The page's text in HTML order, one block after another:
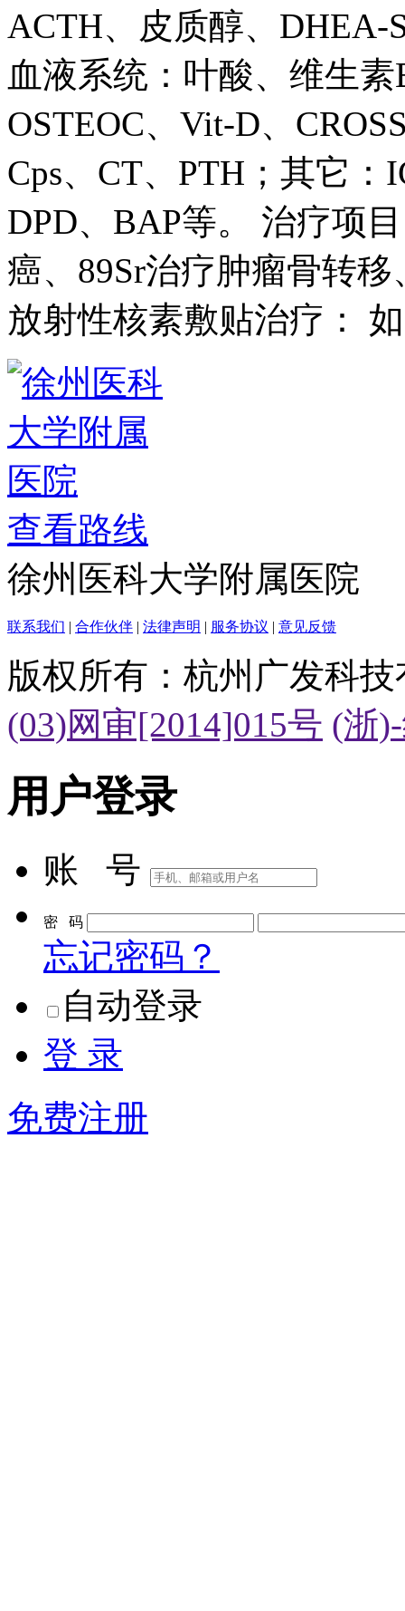
ACTH、皮质醇、DHEA-
血液系统：叶酸、维生
OSTEOC、Vit-D、
Cps、CT、PTH；其它
DPD、BAP等。 治疗项
癌、89Sr治疗肿瘤骨转
放射性核素敷贴治疗：
查看路线
徐州医科大学附属医院
联系我们 | 合作伙伴 | 法律声明 | 服务协议 | 意见反馈
版权所有：杭州广发科
(03)网审[2014]015号 (浙
用户登录
账 号
密 码
忘记密码？
自动登录
登 录
免费注册